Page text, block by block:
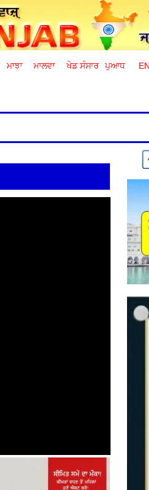
ਮਾਝਾ ਮਾਲਵਾ ਖੇਡ ਸੰਸਾਰ ਪੁਆਧ